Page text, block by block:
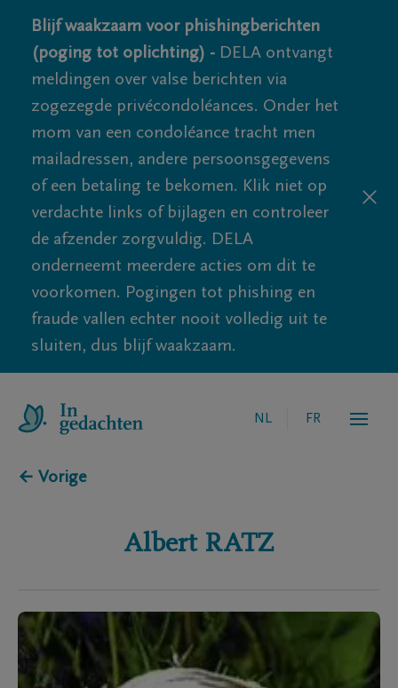
Blijf waakzaam voor phishingberichten
(poging tot oplichting) - DELA ontvangt
meldingen over valse berichten via
zogezegde privécondoléances. Onder het
mom van een condoléance tracht men
mailadressen, andere persoonsgegevens
of een betaling te bekomen. Klik niet op
verdachte links of bijlagen en controleer
de afzender zorgvuldig. DELA
onderneemt meerdere acties om dit te
voorkomen. Pogingen tot phishing en
fraude vallen echter nooit volledig uit te
sluiten, dus blijf waakzaam.
NL FR
← Vorige
Albert RATZ